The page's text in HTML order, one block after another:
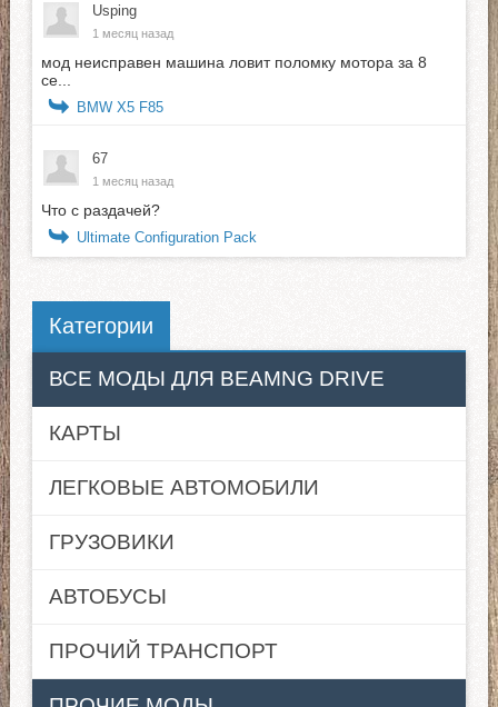
Usping
1 месяц назад
мод неисправен машина ловит поломку мотора за 8
се...
BMW X5 F85
67
1 месяц назад
Что с раздачей?
Ultimate Configuration Pack
Категории
ВСЕ МОДЫ ДЛЯ BEAMNG DRIVE
КАРТЫ
ЛЕГКОВЫЕ АВТОМОБИЛИ
ГРУЗОВИКИ
АВТОБУСЫ
ПРОЧИЙ ТРАНСПОРТ